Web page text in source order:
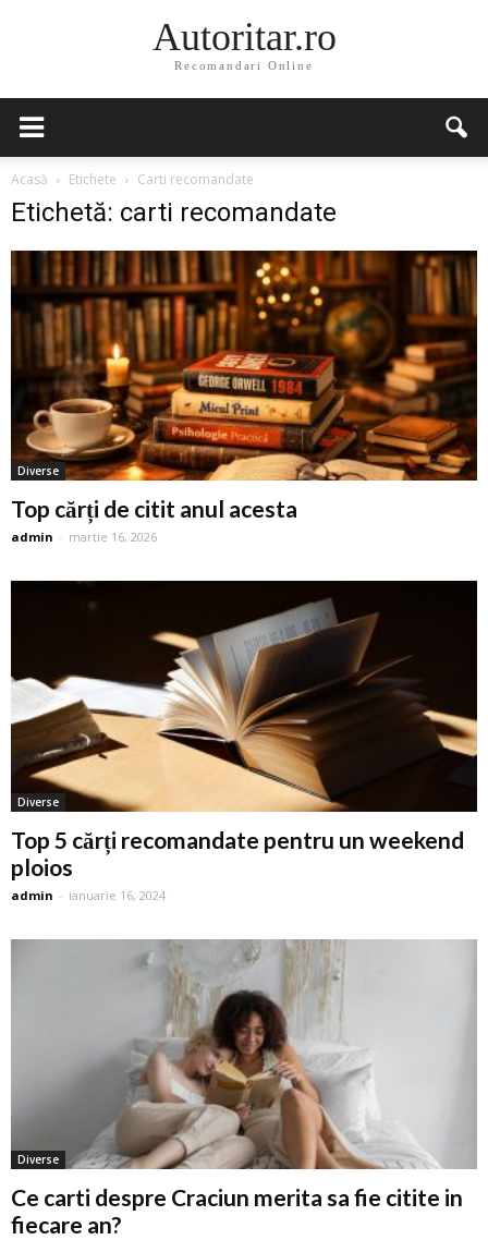
Autoritar.ro
Recomandari Online
Acasă Etichete Carti recomandate
Etichetă: carti recomandate
Diverse
Top cărți de citit anul acesta
admin - martie 16, 2026
Diverse
Top 5 cărți recomandate pentru un weekend
ploios
admin - ianuarie 16, 2024
Diverse
Ce carti despre Craciun merita sa fie citite in
fiecare an?